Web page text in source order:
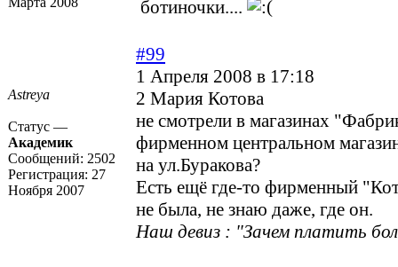
ботиночки....
Astreya
Статус —
Академик
Сообщений: 2502
Регистрация: 27
Ноября 2007
#99
1 Апреля 2008 в 17:18
2 Мария Котова
не смотрели в магазинах
фирменном центральном
на ул.Буракова?
Есть ещё где-то фирменный
не была, не знаю даже, где он.
Наш девиз : "Зачем платить